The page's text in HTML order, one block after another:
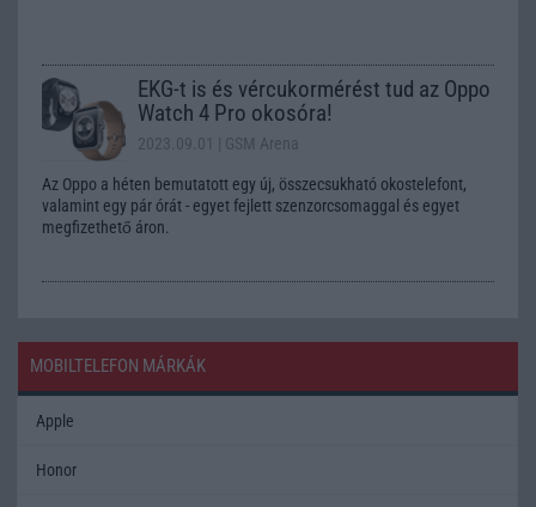
EKG-t is és vércukormérést tud az Oppo
Watch 4 Pro okosóra!
2023.09.01 | GSM Arena
Az Oppo a héten bemutatott egy új, összecsukható okostelefont,
valamint egy pár órát - egyet fejlett szenzorcsomaggal és egyet
megfizethető áron.
MOBILTELEFON MÁRKÁK
Apple
Honor